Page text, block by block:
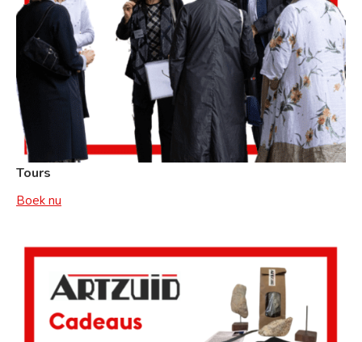
Tours
Boek nu